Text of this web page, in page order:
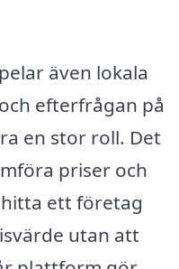
även lokala
efterfrågan på
en stor roll. Det
priser och
ett företag
utan att